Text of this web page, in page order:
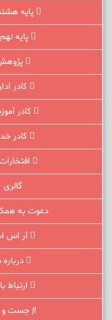
پایه
پایه نهم
کادر
کادر
کادر
گالری
دعوت به
آر اس
درباره
ارتباط
جست و